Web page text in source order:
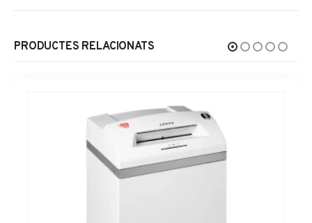
PRODUCTES RELACIONATS